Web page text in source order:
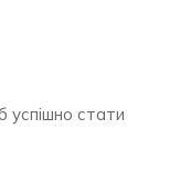
успішно стати